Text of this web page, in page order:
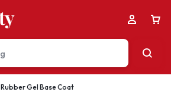
Rubber Gel Base Coat